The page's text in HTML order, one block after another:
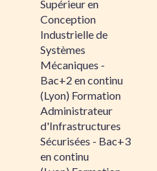
Supérieur en
Conception
Industrielle de
Systèmes
Mécaniques -
Bac+2 en continu
(Lyon) Formation
Administrateur
d'Infrastructures
Sécurisées - Bac+3
en continu